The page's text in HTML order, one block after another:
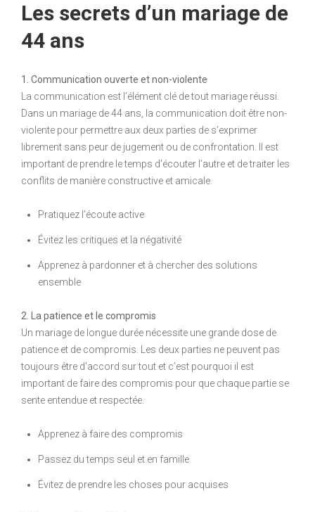
Les secrets d’un mariage de
44 ans
1. Communication ouverte et non-violente
La communication est l’élément clé de tout mariage réussi.
Dans un mariage de 44 ans, la communication doit être non-
violente pour permettre aux deux parties de s’exprimer
librement sans peur de jugement ou de confrontation. Il est
important de prendre le temps d’écouter l’autre et de traiter les
conflits de manière constructive et amicale.
Pratiquez l’écoute active
Évitez les critiques et la négativité
Apprenez à pardonner et à chercher des solutions
ensemble
2. La patience et le compromis
Un mariage de longue durée nécessite une grande dose de
patience et de compromis. Les deux parties ne peuvent pas
toujours être d’accord sur tout et c’est pourquoi il est
important de faire des compromis pour que chaque partie se
sente entendue et respectée.
Apprenez à faire des compromis
Passez du temps seul et en famille
Évitez de prendre les choses pour acquises